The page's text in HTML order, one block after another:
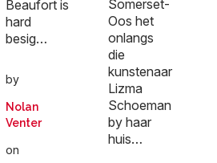
Beaufort is
hard
besig…
by
Nolan
Venter
on
Somerset-
Oos het
onlangs
die
kunstenaar
Lizma
Schoeman
by haar
huis…